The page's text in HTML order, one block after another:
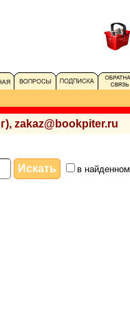
zakaz@bookpiter.ru
в найденном